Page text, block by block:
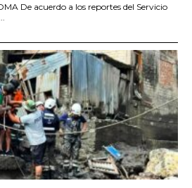
De acuerdo a los reportes del Servicio